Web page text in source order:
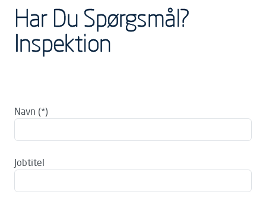
Har Du Spørgsmål?
Inspektion
Navn
Jobtitel